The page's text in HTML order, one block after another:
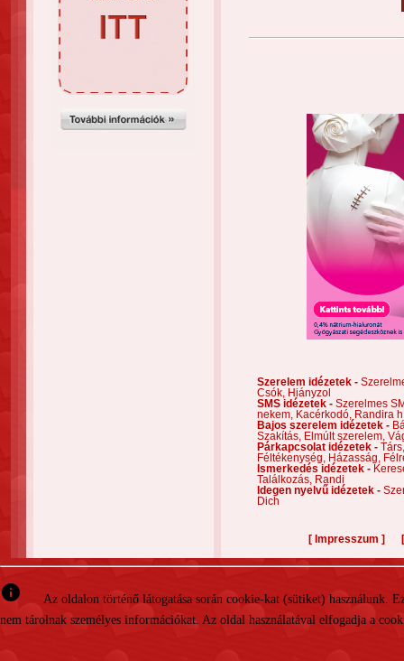
Szerelem idézetek -
Csók,
Hiányzol
SMS idézetek - Szerelmes
nekem,
Kacérkodó,
Randira
Bajos szerelem idézetek -
Szakítás,
Elmúlt szerelem,
Párkapcsolat idézetek -
Féltékenység,
Házasság,
Ismerkedés idézetek -
Találkozás,
Randi
Idegen nyelvű idézetek -
Dich
[ Impresszum ]
info
Az oldalon történő látogatása során cookie-kat (sütiket)
nem tárolnak személyes információkat. Az oldal használatával elfogadja a